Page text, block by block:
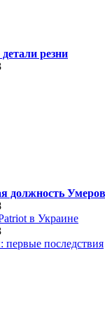
резни
должность
в Украине
последствия